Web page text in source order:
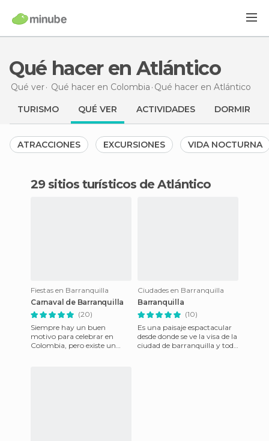
Qué hacer en Atlántico
Qué ver Qué hacer en Colombia Qué hacer en Atlántico
TURISMO QUÉ VER ACTIVIDADES DORMIR
ATRACCIONES EXCURSIONES VIDA NOCTURNA
29 sitios turísticos de Atlántico
Fiestas en Barranquilla
Carnaval de Barranquilla
(20)
Siempre hay un buen
motivo para celebrar en
Colombia, pero existe un
Ciudades en Barranquilla
Barranquilla
(10)
Es una paisaje espactacular
desde donde se ve la visa de la
ciudad de barranquilla y todo